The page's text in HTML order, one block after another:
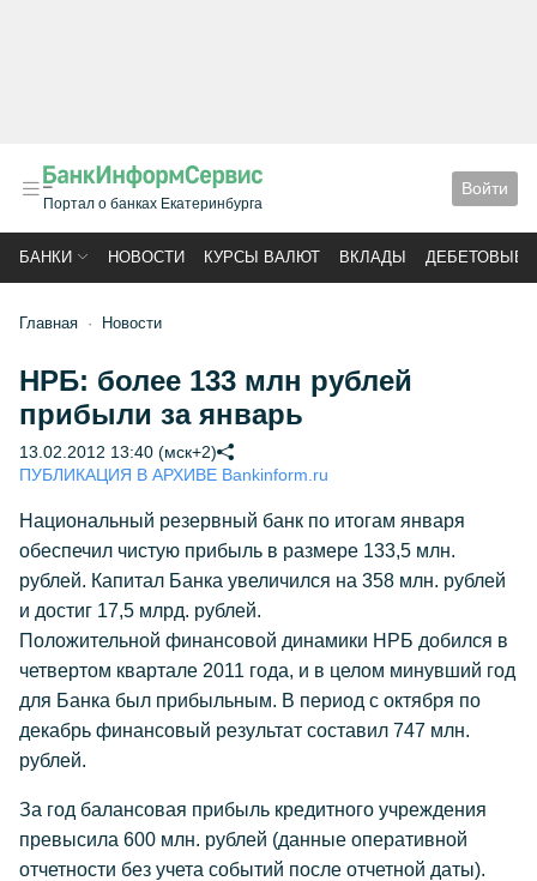
Портал о банках Екатеринбурга
Войти
БАНКИ НОВОСТИ КУРСЫ ВАЛЮТ ВКЛАДЫ ДЕБЕТОВЫЕ
Главная Новости
НРБ: более 133 млн рублей
прибыли за январь
13.02.2012 13:40 (мск+2)
ПУБЛИКАЦИЯ В АРХИВЕ Bankinform.ru
Национальный резервный банк по итогам января
обеспечил чистую прибыль в размере 133,5 млн.
рублей. Капитал Банка увеличился на 358 млн. рублей
и достиг 17,5 млрд. рублей.
Положительной финансовой динамики НРБ добился в
четвертом квартале 2011 года, и в целом минувший год
для Банка был прибыльным. В период с октября по
декабрь финансовый результат cоставил 747 млн.
рублей.
За год балансовая прибыль кредитного учреждения
превысила 600 млн. рублей (данные оперативной
отчетности без учета событий после отчетной даты).